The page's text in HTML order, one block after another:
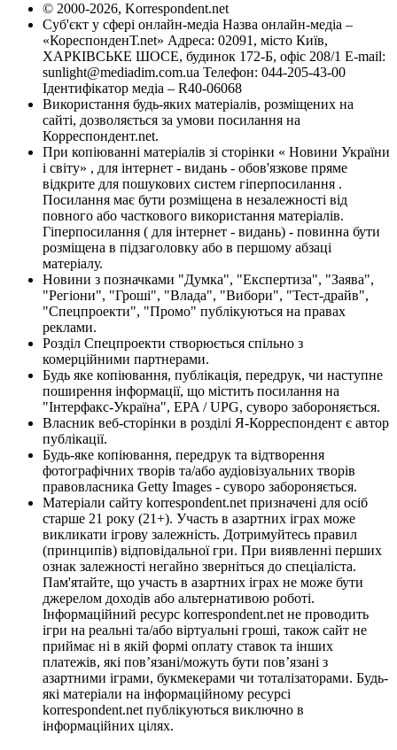
© 2000-2026, Korrespondent.net
Суб'єкт у сфері онлайн-медіа Назва онлайн-медіа –
«КореспонденТ.net» Адреса: 02091, місто Київ,
ХАРКІВСЬКЕ ШОСЕ, будинок 172-Б, офіс 208/1 E-mail:
sunlight@mediadim.com.ua Телефон: 044-205-43-00
Ідентифікатор медіа – R40-06068
Використання будь-яких матеріалів, розміщених на
сайті, дозволяється за умови посилання на
Корреспондент.net.
При копіюванні матеріалів зі сторінки « Новини України
і світу» , для інтернет - видань - обов'язкове пряме
відкрите для пошукових систем гіперпосилання .
Посилання має бути розміщена в незалежності від
повного або часткового використання матеріалів.
Гіперпосилання ( для інтернет - видань) - повинна бути
розміщена в підзаголовку або в першому абзаці
матеріалу.
Новини з позначками "Думка", "Експертиза", "Заява",
"Регіони", "Гроші", "Влада", "Вибори", "Тест-драйв",
"Спецпроекти", "Промо" публікуються на правах
реклами.
Розділ Спецпроекти створюється спільно з
комерційними партнерами.
Будь яке копіювання, публікація, передрук, чи наступне
поширення інформації, що містить посилання на
"Інтерфакс-Україна", EPA / UPG, суворо забороняється.
Власник веб-сторінки в розділі Я-Корреспондент є автор
публікації.
Будь-яке копіювання, передрук та відтворення
фотографічних творів та/або аудіовізуальних творів
правовласника Getty Images - суворо забороняється.
Матеріали сайту korrespondent.net призначені для осіб
старше 21 року (21+). Участь в азартних іграх може
викликати ігрову залежність. Дотримуйтесь правил
(принципів) відповідальної гри. При виявленні перших
ознак залежності негайно зверніться до спеціаліста.
Пам'ятайте, що участь в азартних іграх не може бути
джерелом доходів або альтернативою роботі.
Інформаційний ресурс korrespondent.net не проводить
ігри на реальні та/або віртуальні гроші, також сайт не
приймає ні в якій формі оплату ставок та інших
платежів, які пов’язані/можуть бути пов’язані з
азартними іграми, букмекерами чи тоталізаторами. Будь-
які матеріали на інформаційному ресурсі
korrespondent.net публікуються виключно в
інформаційних цілях.